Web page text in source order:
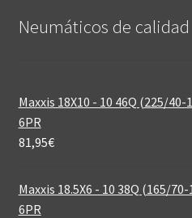
Neumáticos de calidad‎
Maxxis 18X10 - 10 46Q (225/40-
6PR
81,95€
Maxxis 18.5X6 - 10 38Q (165/
6PR